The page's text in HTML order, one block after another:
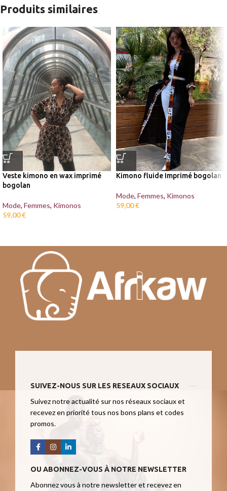
Produits similaires
Veste kimono en wax imprimé
bogolan
Mode, Femmes, Kimonos
59,00€
Kimono fluide Imprimé bogolan
Mode, Femmes, Kimonos
59,00€
SUIVEZ-NOUS SUR LES RESEAUX SOCIAUX
Suivez notre actualité sur nos réseaux sociaux et
recevez en priorité tous nos bons plans et codes
promos.
OU ABONNEZ-VOUS À NOTRE NEWSLETTER
Abonnez vous à notre newsletter et recevez en